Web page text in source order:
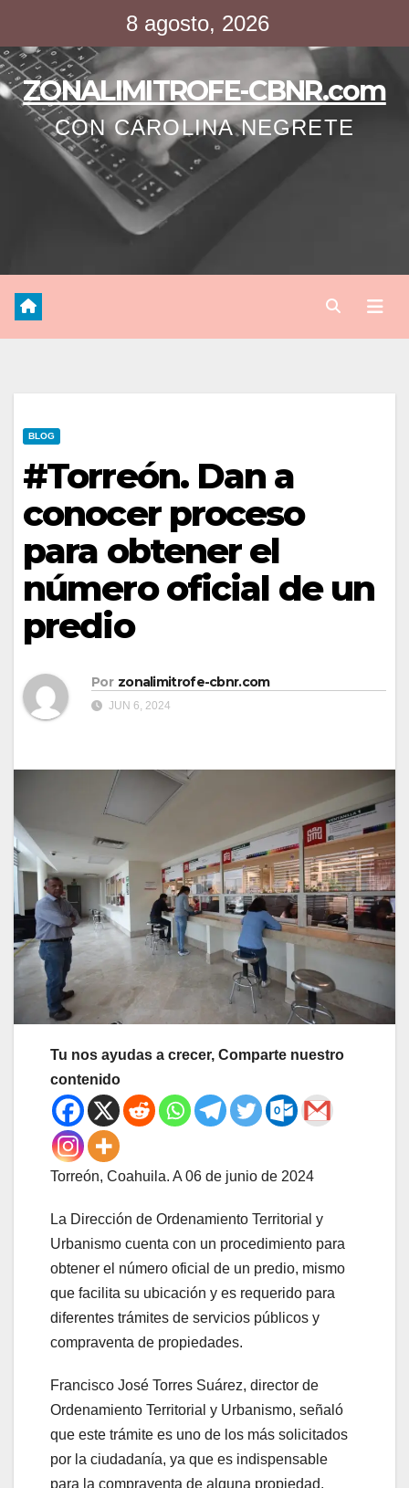
contenido
8 agosto, 2026
ZONALIMITROFE-CBNR.com
CON CAROLINA NEGRETE
BLOG
#Torreón. Dan a
conocer proceso
para obtener el
número oficial de un
predio
Por zonalimitrofe-cbnr.com
JUN 6, 2024
Tu nos ayudas a crecer, Comparte nuestro
contenido
Torreón, Coahuila. A 06 de junio de 2024
La Dirección de Ordenamiento Territorial y
Urbanismo cuenta con un procedimiento para
obtener el número oficial de un predio, mismo
que facilita su ubicación y es requerido para
diferentes trámites de servicios públicos y
compraventa de propiedades.
Francisco José Torres Suárez, director de
Ordenamiento Territorial y Urbanismo, señaló
que este trámite es uno de los más solicitados
por la ciudadanía, ya que es indispensable
para la compraventa de alguna propiedad.